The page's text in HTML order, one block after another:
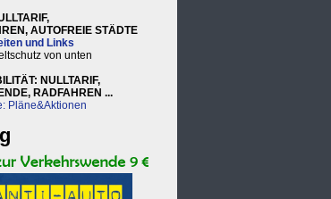
AUTOFREIE STÄDTE
und Links
von unten
NULLTARIF,
RADFAHREN ...
Pläne&Aktionen